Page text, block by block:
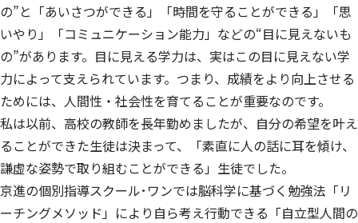
の”と「あいさつができる」「時間を守ることができる」「思
いやり」「コミュニケーション能力」などの“目に見えないも
の”があります。目に見える学力は、実はこの目に見えない学
力によって支えられています。つまり、成績をより向上させる
ためには、人間性・社会性を育てることが重要なのです。
私は以前、高校の教師を長年勤めましたが、自分の希望を叶え
ることができた生徒は決まって、「素直に人の話に耳を傾け、
謙虚な姿勢で取り組むことができる」生徒でした。
京進の個別指導スクール･ワンでは脳科学に基づく勉強法「リ
ーチングメソッド」により自ら考え行動できる「自立型人間の